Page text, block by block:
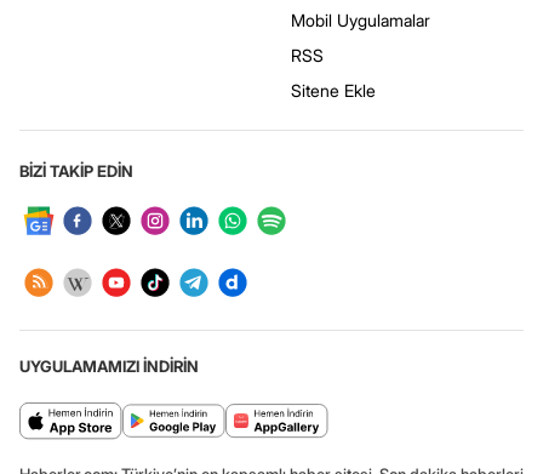
Mobil Uygulamalar
RSS
Sitene Ekle
BİZİ TAKİP EDİN
UYGULAMAMIZI İNDİRİN